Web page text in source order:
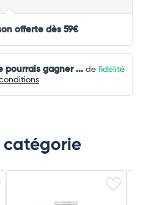
offerte dès 59€
pourrais gagner ...de fidélité
catégorie